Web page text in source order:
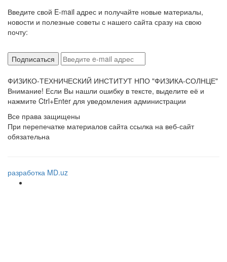
Введите свой E-mail адрес и получайте новые материалы,
новости и полезные советы с нашего сайта сразу на свою
почту:
ФИЗИКО-ТЕХНИЧЕСКИЙ ИНСТИТУТ НПО "ФИЗИКА-СОЛНЦЕ"
Внимание! Если Вы нашли ошибку в тексте, выделите её и
нажмите Ctrl+Enter для уведомления администрации
Все права защищены
При перепечатке материалов сайта ссылка на веб-сайт
обязательна
разработка MD.uz